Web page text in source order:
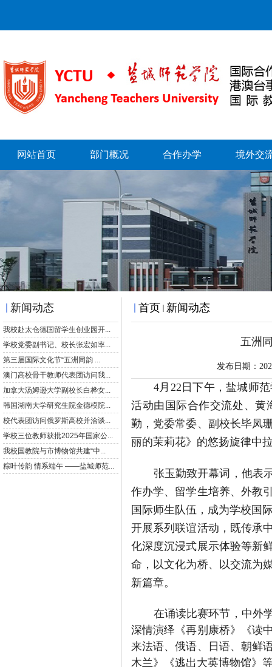
网站首页 部门概况 合作办学 境外交
新闻动态 首页 新闻动态
五洲
发布日期：
4月 22 日下午，盐城师
活动由国际合作交流处、黄
勤，党委常委、副校长毕凤
丽的茉莉花》的悠扬旋律中
张玉勤致开幕词，他表
作办学、留学生培养、外教
国际师生队伍，成为学校国
开展系列联谊活动，既传承
化深度沉浸式展示体验等新
命，以文化为桥、以交流为
新篇章。
在诵读比赛环节，中外
深情演绎《再别康桥》《读
来法语、俄语、日语、朝鲜
木兰》《逃出大英博物馆》